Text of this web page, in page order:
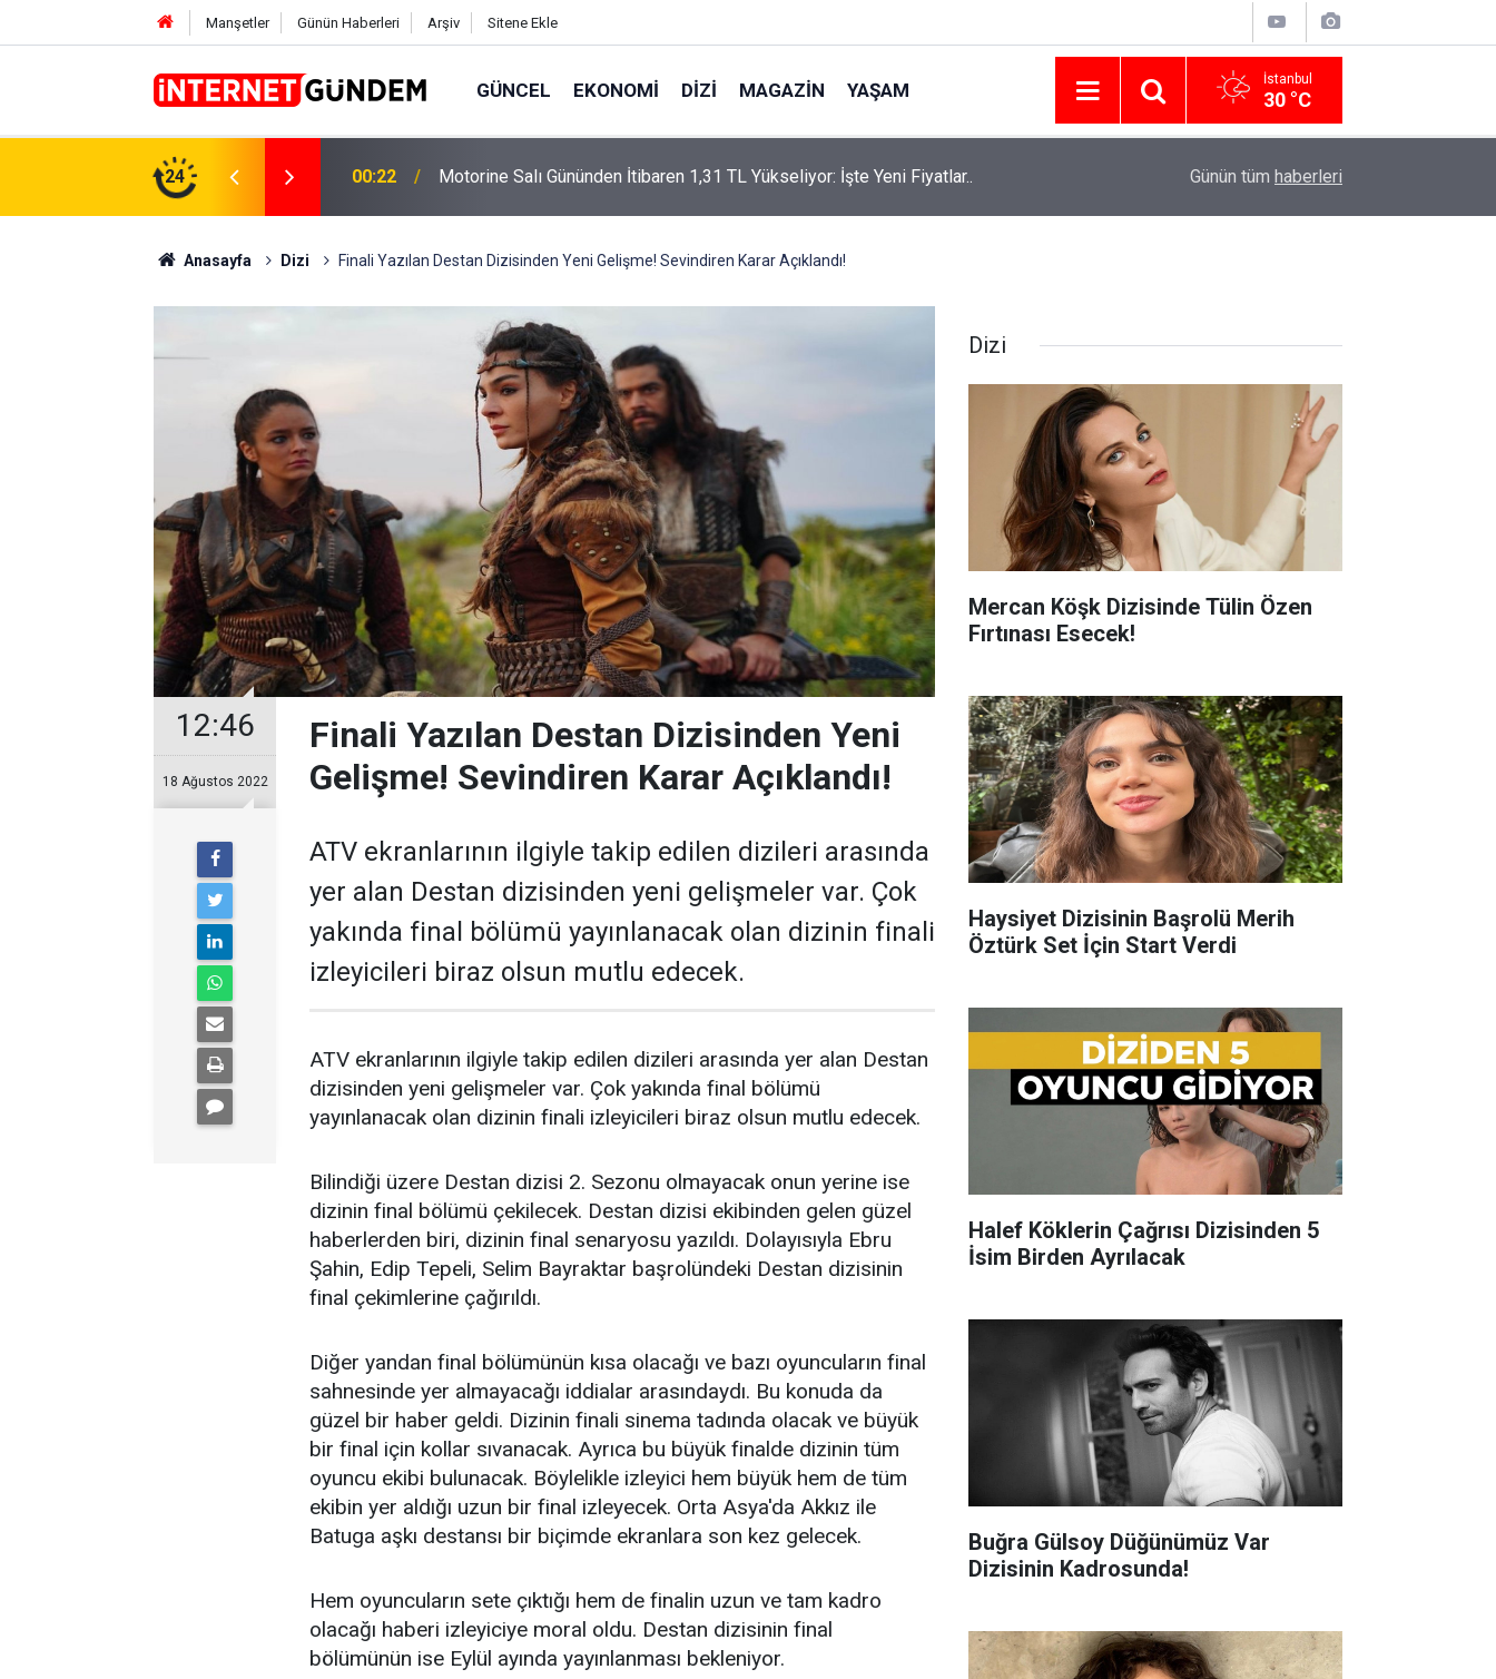
Manşetler Günün Haberleri Arşiv Sitene Ekle
GÜNCEL EKONOMI DIZI MAGAZIN YAŞAM İstanbul
30 °C
24
TL Yükseliyor: İşte Yeni Fiyatlar.. 15:58
Neşet Ertaş’a “Bozkırın Tezenesi” Lakabını Kim Verdi? Beyaz’la Joker
Sorusunun Cevabı Merak Edildi
Günün tüm haberleri
Anasayfa Dizi Finali Yazılan Destan Dizisinden Yeni Gelişme! Sevindiren Karar Açıklandı!
12:46
18 Ağustos 2022
Finali Yazılan Destan Dizisinden Yeni
Gelişme! Sevindiren Karar Açıklandı!
ATV ekranlarının ilgiyle takip edilen dizileri arasında
yer alan Destan dizisinden yeni gelişmeler var. Çok
yakında final bölümü yayınlanacak olan dizinin finali
izleyicileri biraz olsun mutlu edecek.
ATV ekranlarının ilgiyle takip edilen dizileri arasında yer alan Destan
dizisinden yeni gelişmeler var. Çok yakında final bölümü
yayınlanacak olan dizinin finali izleyicileri biraz olsun mutlu edecek.
Bilindiği üzere Destan dizisi 2. Sezonu olmayacak onun yerine ise
dizinin final bölümü çekilecek. Destan dizisi ekibinden gelen güzel
haberlerden biri, dizinin final senaryosu yazıldı. Dolayısıyla Ebru
Şahin, Edip Tepeli, Selim Bayraktar başrolündeki Destan dizisinin
final çekimlerine çağırıldı.
Diğer yandan final bölümünün kısa olacağı ve bazı oyuncuların final
sahnesinde yer almayacağı iddialar arasındaydı. Bu konuda da
güzel bir haber geldi. Dizinin finali sinema tadında olacak ve büyük
bir final için kollar sıvanacak. Ayrıca bu büyük finalde dizinin tüm
oyuncu ekibi bulunacak. Böylelikle izleyici hem büyük hem de tüm
ekibin yer aldığı uzun bir final izleyecek. Orta Asya'da Akkız ile
Batuga aşkı destansı bir biçimde ekranlara son kez gelecek.
Hem oyuncuların sete çıktığı hem de finalin uzun ve tam kadro
olacağı haberi izleyiciye moral oldu. Destan dizisinin final
bölümünün ise Eylül ayında yayınlanması bekleniyor.
Dizi
Mercan Köşk Dizisinde Tülin Özen
Fırtınası Esecek!
Haysiyet Dizisinin Başrolü Merih
Öztürk Set İçin Start Verdi
Halef Köklerin Çağrısı Dizisinden 5
İsim Birden Ayrılacak
Buğra Gülsoy Düğünümüz Var
Dizisinin Kadrosunda!